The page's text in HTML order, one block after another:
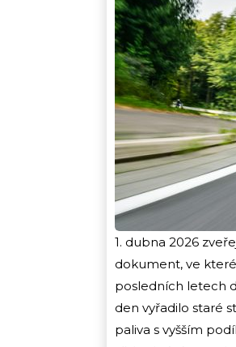
1. dubna 2026
dokument, ve
posledních letech
den vyřadilo staré
paliva s vyšším